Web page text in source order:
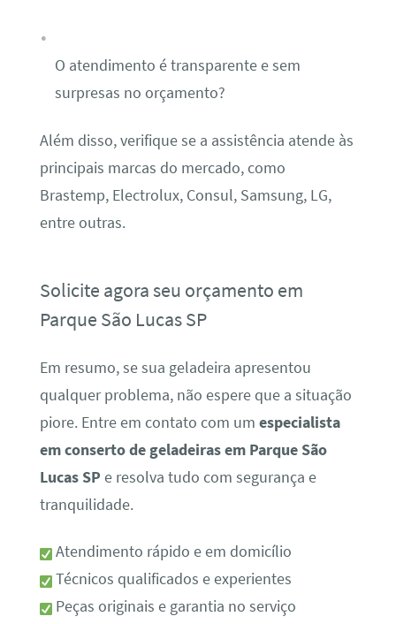
O atendimento é transparente e sem
surpresas no orçamento?
Além disso, verifique se a assistência atende às
principais marcas do mercado, como
Brastemp, Electrolux, Consul, Samsung, LG,
entre outras.
Solicite agora seu orçamento em
Parque São Lucas SP
Em resumo, se sua geladeira apresentou
qualquer problema, não espere que a situação
piore. Entre em contato com um especialista
em conserto de geladeiras em Parque São
Lucas SP e resolva tudo com segurança e
tranquilidade.
Atendimento rápido e em domicílio
Técnicos qualificados e experientes
Peças originais e garantia no serviço